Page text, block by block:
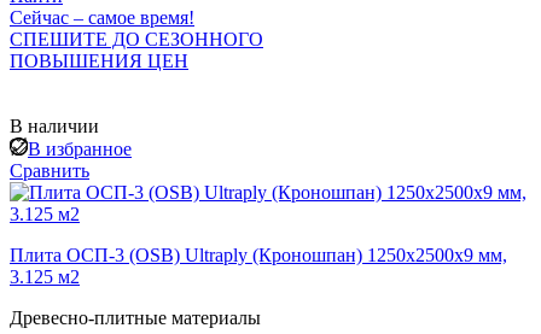
Сейчас – самое время!
СПЕШИТЕ ДО СЕЗОННОГО
ПОВЫШЕНИЯ ЦЕН
В наличии
В избранное
Сравнить
Плита ОСП-3 (OSB) Ultraply (Кроношпан) 1250x2500x9 мм,
3.125 м2
Древесно-плитные материалы